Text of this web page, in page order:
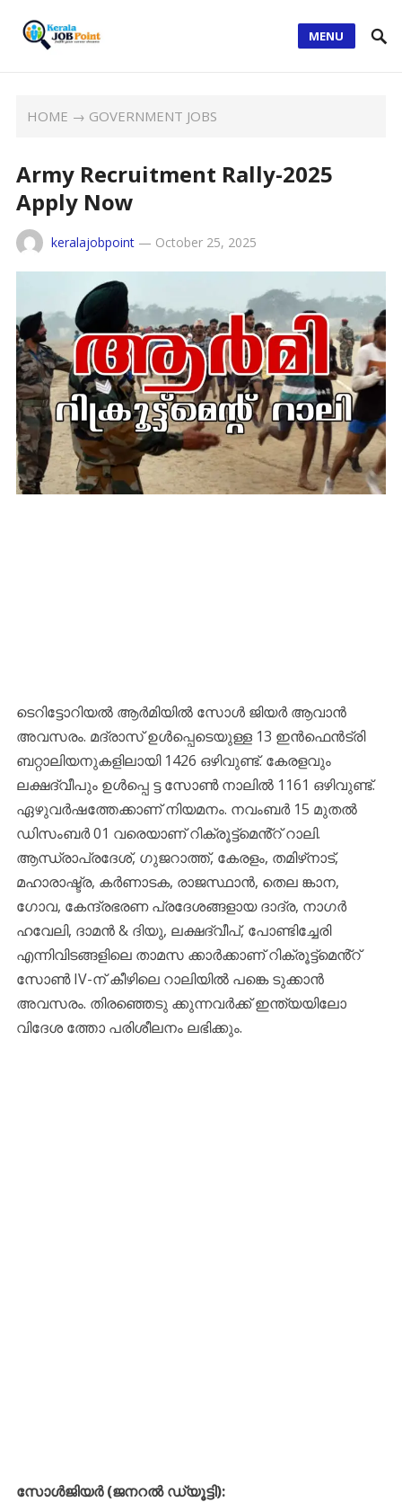
MENU
HOME → GOVERNMENT JOBS
Army Recruitment Rally-2025
Apply Now
keralajobpoint— October 25, 2025
ടെറിട്ടോറിയൽ ആർമിയിൽ സോൾ ജിയർ ആവാൻ
അവസരം. മദ്രാസ് ഉൾപ്പെടെയുള്ള 13 ഇൻഫെൻട്രി
ബറ്റാലിയനുകളിലായി 1426 ഒഴിവുണ്ട്. കേരളവും
ലക്ഷദ്വീപും ഉൾപ്പെ ട്ട സോൺ നാലിൽ 1161 ഒഴിവുണ്ട്.
ഏഴുവർഷത്തേക്കാണ് നിയമനം. നവംബർ 15 മുതൽ
ഡിസംബർ 01 വരെയാണ് റിക്രൂട്ട്‌മെൻ്റ് റാലി.
ആന്ധ്രാപ്രദേശ്, ഗുജറാത്ത്, കേരളം, തമിഴ്‌നാട്,
മഹാരാഷ്ട്ര, കർണാടക, രാജസ്ഥാൻ, തെല ങ്കാന,
ഗോവ, കേന്ദ്രഭരണ പ്രദേശങ്ങളായ ദാദ്ര, നാഗർ
ഹവേലി, ദാമൻ & ദിയു, ലക്ഷദ്വീപ്, പോണ്ടിച്ചേരി
എന്നിവിടങ്ങളിലെ താമസ ക്കാർക്കാണ് റിക്രൂട്ട്മെൻ്റ്
സോൺ IV-ന് കീഴിലെ റാലിയിൽ പങ്കെ ടുക്കാൻ
അവസരം. തിരഞ്ഞെടു ക്കുന്നവർക്ക് ഇന്ത്യയിലോ
വിദേശ ത്തോ പരിശീലനം ലഭിക്കും.
സോൾജിയർ (ജനറൽ ഡ്യൂട്ടി):